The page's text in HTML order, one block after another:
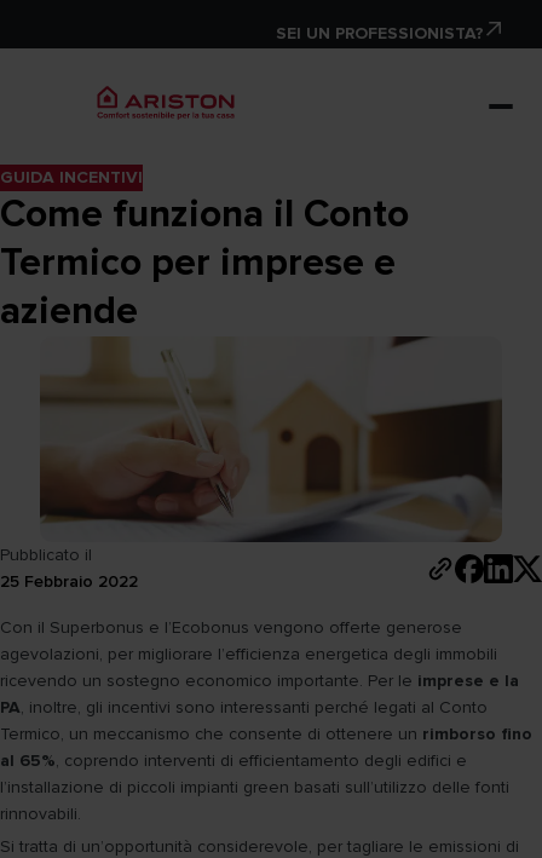
SEI UN PROFESSIONISTA?
GUIDA INCENTIVI
Come funziona il Conto
Termico per imprese e
aziende
Pubblicato il
25 Febbraio 2022
Con il Superbonus e l’Ecobonus vengono offerte generose
agevolazioni, per migliorare l’efficienza energetica degli immobili
ricevendo un sostegno economico importante. Per le imprese e la
PA, inoltre, gli incentivi sono interessanti perché legati al Conto
Termico, un meccanismo che consente di ottenere un rimborso fino
al 65%, coprendo interventi di efficientamento degli edifici e
l’installazione di piccoli impianti green basati sull’utilizzo delle fonti
rinnovabili.
Si tratta di un’opportunità considerevole, per tagliare le emissioni di